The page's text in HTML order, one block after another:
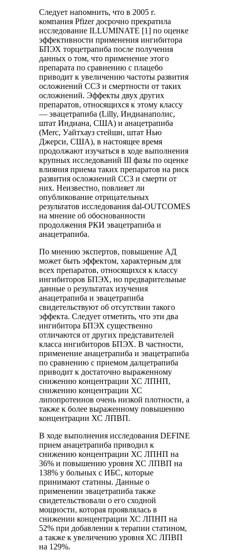
Следует напомнить, что в 2005 г.
компания Pfizer досрочно прекратила
исследование ILLUMINATE [1] по оценке
эффективности применения ингибитора
БПЭХ торцетрапиба после получения
данных о том, что применение этого
препарата по сравнению с плацебо
приводит к увеличению частоты развития
осложнений ССЗ и смертности от таких
осложнений. Эффекты двух других
препаратов, относящихся к этому классу
— эвацетрапиба (Lilly, Индианаполис,
штат Индиана, США) и анацетрапиба
(Merc, Уайтхауз стейшн, штат Нью
Джерси, США), в настоящее время
продолжают изучаться в ходе выполнения
крупных исследований III фазы по оценке
влияния приема таких препаратов на риск
развития осложнений ССЗ и смерти от
них. Неизвестно, повлияет ли
опубликование отрицательных
результатов исследования dal-OUTCOMES
на мнение об обоснованности
продолжения РКИ эвацетрапиба и
анацетрапиба.
По мнению экспертов, повышение АД
может быть эффектом, характерным для
всех препаратов, относящихся к классу
ингибиторов БПЭХ, но предварительные
данные о результатах изучения
анацетрапиба и эвацетрапиба
свидетельствуют об отсутствии такого
эффекта. Следует отметить, что эти два
ингибитора БПЭХ существенно
отличаются от других представителей
класса ингибиторов БПЭХ. В частности,
применение анацетрапиба и эвацетрапиба
по сравнению с приемом далцетрапиба
приводит к достаточно выраженному
снижению концентрации ХС ЛПНП,
снижению концентрации ХС
липопротеинов очень низкой плотности, а
также к более выраженному повышению
концентрации ХС ЛПВП.
В ходе выполнения исследования DEFINE
прием анацетрапиба приводил к
снижению концентрации ХС ЛПНП на
36% и повышению уровня ХС ЛПВП на
138% у больных с ИБС, которые
принимают статины. Данные о
применении эвацетрапиба также
свидетельствовали о его сходной
мощности, которая проявлялась в
снижении концентрации ХС ЛПНП на
52% при добавлении к терапии статином,
а также к увеличению уровня ХС ЛПВП
на 129%.